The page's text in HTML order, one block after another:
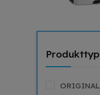
Produkttyp
ORIGINAL